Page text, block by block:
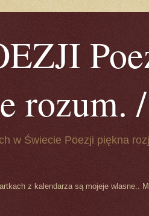
rozum.
w Świecie Poezji piękna
z kalendarza są mojeje wlasne..